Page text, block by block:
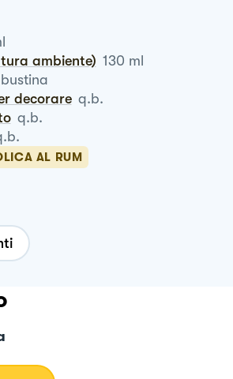
ambiente) 130 ml
bustina
decorare q.b.
q.b.
AL RUM